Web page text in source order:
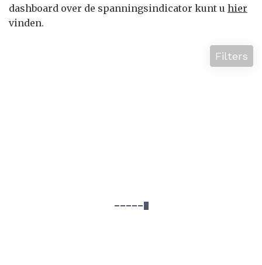
dashboard over de spanningsindicator kunt u hier
vinden.
Filters